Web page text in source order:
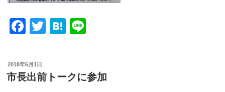
F
c
e
T
er
H
n
投
稿
日:
2018年6月1日
市長出前トークに参加